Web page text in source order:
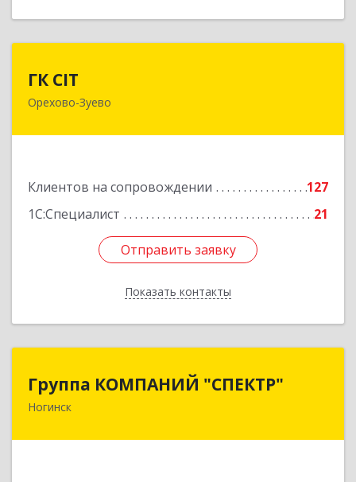
ГК CIT
Орехово-Зуево
Клиентов на сопровождении
127
1С:Специалист
21
Отправить заявку
Показать контакты
142600, Московская обл, Орехово-Зуево г,
Подробнее
Отправить заявку
Назад
Группа КОМПАНИЙ "СПЕКТР"
Ногинск
Группа КОМПАНИЙ "СПЕКТР"
142400, Московская обл, г.о.Богородский,